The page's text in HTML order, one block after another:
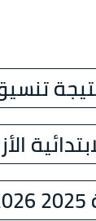
تنسيق
الأزهرية